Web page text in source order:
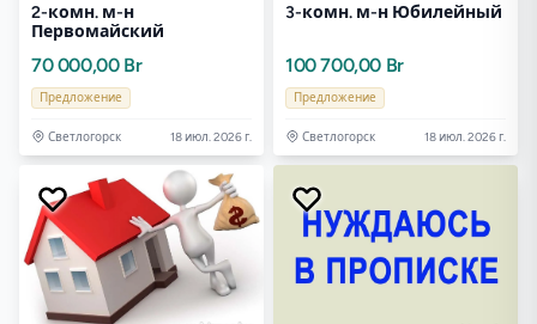
2-комн. м-н
Первомайский
70 000,00 Br
Предложение
Светлогорск 18 июл. 2026 г.
3-комн. м-н Юбилейный
100 700,00 Br
Предложение
Светлогорск 18 июл. 2026 г.